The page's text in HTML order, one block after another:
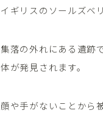
イギリスのソールズベリ
集落の外れにある遺跡
体が発見されます。
顔や手がないことから